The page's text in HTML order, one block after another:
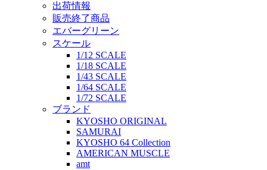
出荷情報
販売終了商品
エバーグリーン
スケール
1/12 SCALE
1/18 SCALE
1/43 SCALE
1/64 SCALE
1/72 SCALE
ブランド
KYOSHO ORIGINAL
SAMURAI
KYOSHO 64 Collection
AMERICAN MUSCLE
amt